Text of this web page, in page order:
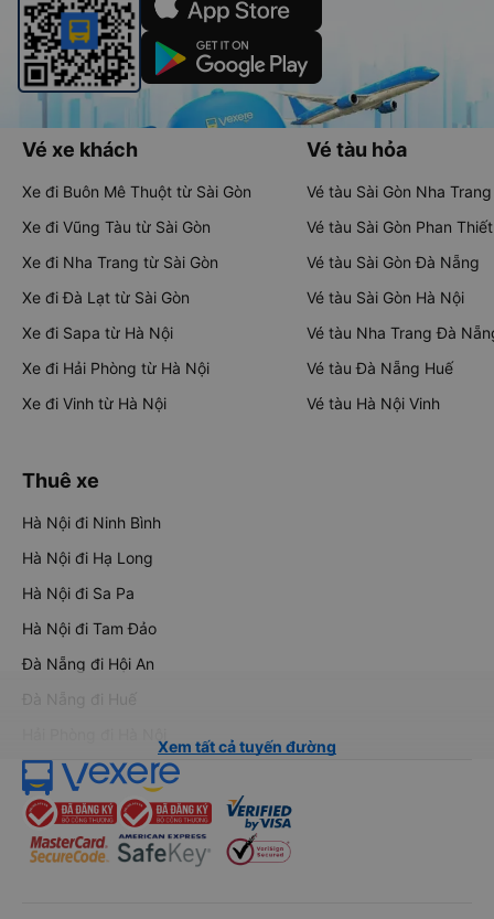
Vé xe khách
Xe đi Buôn Mê Thuột từ Sài Gòn
Xe đi Vũng Tàu từ Sài Gòn
Xe đi Nha Trang từ Sài Gòn
Xe đi Đà Lạt từ Sài Gòn
Xe đi Sapa từ Hà Nội
Xe đi Hải Phòng từ Hà Nội
Xe đi Vinh từ Hà Nội
Vé tàu hỏa
Vé tàu Sài Gòn Nha Trang
Vé tàu Sài Gòn Phan Thiết
Vé tàu Sài Gòn Đà Nẵng
Vé tàu Sài Gòn Hà Nội
Vé tàu Nha Trang Đà
Vé tàu Đà Nẵng Huế
Vé tàu Hà Nội Vinh
Thuê xe
Hà Nội đi Ninh Bình
Hà Nội đi Hạ Long
Hà Nội đi Sa Pa
Hà Nội đi Tam Đảo
Đà Nẵng đi Hội An
Đà Nẵng đi Huế
Xem tất cả tuyến đường